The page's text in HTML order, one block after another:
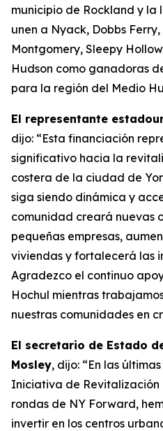
municipio de Rockland y la
unen a Nyack, Dobbs
Montgomery, Sleepy
Hudson como ganadoras
para la región del Medio
El representante
dijo: “Esta financiación
significativo hacia la
costera de la ciudad de
siga siendo dinámica y
comunidad creará nuevas
pequeñas empresas,
viviendas y fortalecerá las
Agradezco el continuo
Hochul mientras
nuestras comunidades en
El secretario de Estado
Mosley, dijo: “En las
Iniciativa de Revitalización
rondas de NY Forward,
invertir en los centros